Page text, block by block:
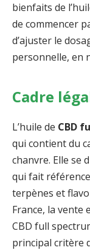
bienfaits de
de commencer
d’ajuster le
personnelle, en
Cadre
L’huile de CBD
qui contient du
chanvre. Elle se
qui fait
terpènes et
France, la vente
CBD full
principal critère